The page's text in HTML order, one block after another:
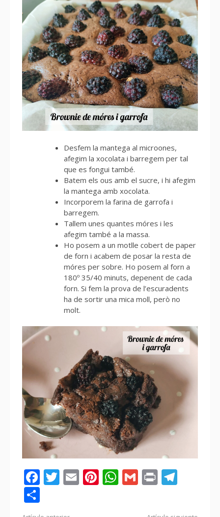
Desfem la mantega al microones,
afegim la xocolata i barregem per tal
que es fongui també.
Batem els ous amb el sucre, i hi afegim
la mantega amb xocolata.
Incorporem la farina de garrofa i
barregem.
Tallem unes quantes móres i les
afegim també a la massa.
Ho posem a un motlle cobert de paper
de forn i acabem de posar la resta de
móres per sobre. Ho posem al forn a
180º 35/40 minuts, depenent de cada
forn. Si fem la prova de l’escuradents
ha de sortir una mica moll, però no
molt.
Facebook
Twitter
EmailPinterest
WhatsApp
Gmail
Print